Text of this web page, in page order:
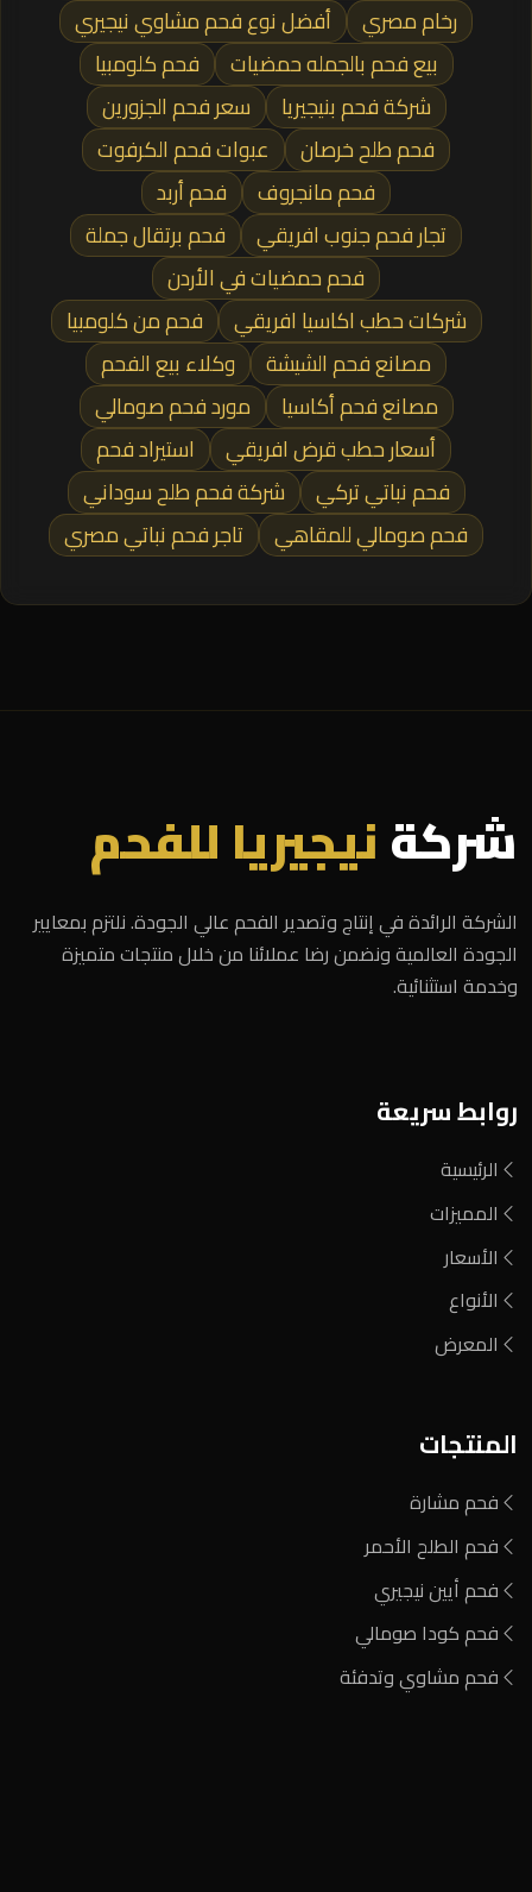
رخام مصري
أفضل نوع فحم مشاوي نيجيري
بيع فحم بالجمله حمضيات
فحم كلومبيا
شركة فحم بنيجيريا
سعر فحم الجزورين
فحم طلح خرصان
عبوات فحم الكرفوت
فحم مانجروف
فحم أربد
تجار فحم جنوب افريقي
فحم برتقال جملة
فحم حمضيات في الأردن
شركات حطب اكاسيا افريقي
فحم من كلومبيا
مصانع فحم الشيشة
وكلاء بيع الفحم
مصانع فحم أكاسيا
مورد فحم صومالي
أسعار حطب قرض افريقي
استيراد فحم
فحم نباتي تركي
شركة فحم طلح سوداني
فحم صومالي للمقاهي
تاجر فحم نباتي مصري
شركةنيجيريا للفحم
الشركة الرائدة في إنتاج وتصدير الفحم عالي الجودة. نلتزم بمعايير
الجودة العالمية ونضمن رضا عملائنا من خلال منتجات متميزة
وخدمة استثنائية.
روابط سريعة
الرئيسية
المميزات
الأسعار
الأنواع
المعرض
المنتجات
فحم مشارة
فحم الطلح الأحمر
فحم أيين نيجيري
فحم كودا صومالي
فحم مشاوي وتدفئة